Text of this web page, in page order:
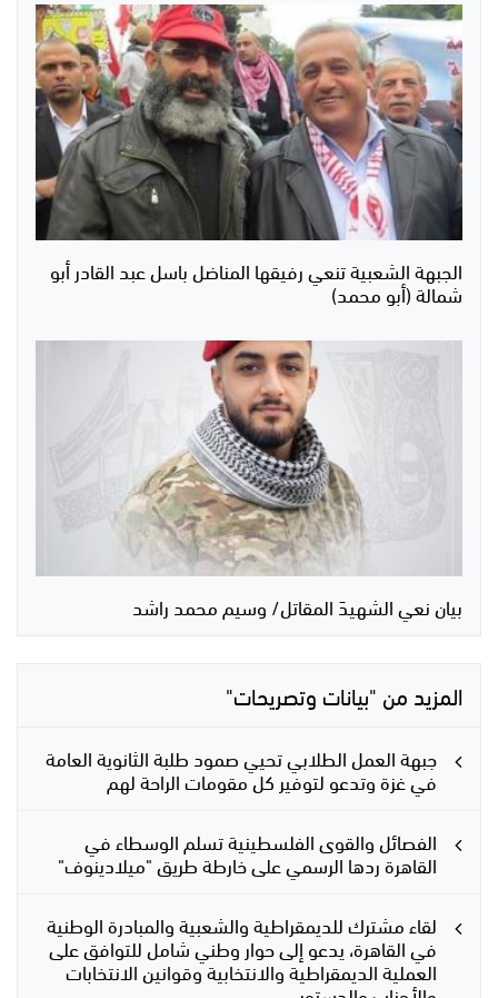
الجبهة الشعبية تنعي رفيقها المناضل باسل عبد القادر أبو
شمالة (أبو محمد)
بيان نعي الشهيدَ المقاتل/ وسيم محمد راشد
المزيد من "بيانات وتصريحات"
جبهة العمل الطلابي تحيي صمود طلبة الثانوية العامة
في غزة وتدعو لتوفير كل مقومات الراحة لهم
الفصائل والقوى الفلسطينية تسلم الوسطاء في
القاهرة ردها الرسمي على خارطة طريق "ميلادينوف"
لقاء مشترك للديمقراطية والشعبية والمبادرة الوطنية
في القاهرة، يدعو إلى حوار وطني شامل للتوافق على
العملية الديمقراطية والانتخابية وقوانين الانتخابات